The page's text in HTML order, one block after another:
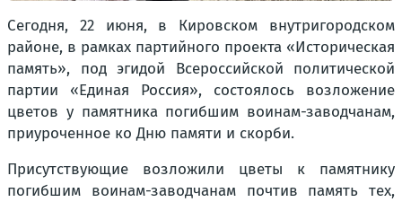
Сегодня, 22 июня, в Кировском внутригородском
районе, в рамках партийного проекта «Историческая
память», под эгидой Всероссийской политической
партии «Единая Россия», состоялось возложение
цветов у памятника погибшим воинам-заводчанам,
приуроченное ко Дню памяти и скорби.
Присутствующие возложили цветы к памятнику
погибшим воинам-заводчанам почтив память тех,